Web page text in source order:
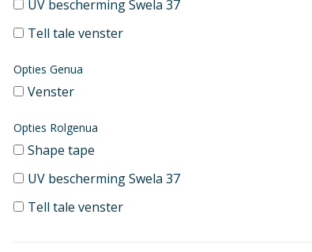
UV bescherming Swela 37
Tell tale venster
Opties Genua
Venster
Opties Rolgenua
Shape tape
UV bescherming Swela 37
Tell tale venster